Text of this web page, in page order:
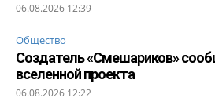
06.08.2026 12:39
Общество
Создатель «Смешариков»
вселенной проекта
06.08.2026 12:22